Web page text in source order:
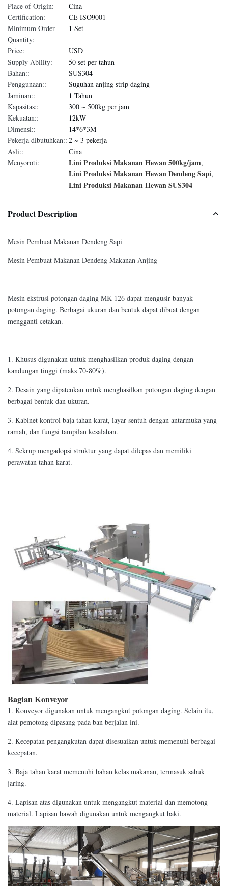
Place of Origin:
Cina
Certification:
CE ISO9001
Minimum Order
Quantity:
1 Set
Price:
USD
Supply Ability:
50 set per tahun
Bahan::
SUS304
Penggunaan::
Suguhan anjing strip daging
Jaminan::
1 Tahun
Kapasitas::
300 ~ 500kg per jam
Kekuatan::
12kW
Dimensi::
14*6*3M
Pekerja dibutuhkan:: 2 ~ 3 pekerja
Asli::
Cina
Menyoroti:
Lini Produksi Makanan Hewan 500kg/jam,
Lini Produksi Makanan Hewan Dendeng Sapi,
Lini Produksi Makanan Hewan SUS304
Product Description
Mesin Pembuat Makanan Dendeng Sapi
Mesin Pembuat Makanan Dendeng Makanan Anjing
Mesin ekstrusi potongan daging MK-126 dapat mengusir banyak
potongan daging. Berbagai ukuran dan bentuk dapat dibuat dengan
mengganti cetakan.
1. Khusus digunakan untuk menghasilkan produk daging dengan
kandungan tinggi (maks 70-80%).
2. Desain yang dipatenkan untuk menghasilkan potongan daging dengan
berbagai bentuk dan ukuran.
3. Kabinet kontrol baja tahan karat, layar sentuh dengan antarmuka yang
ramah, dan fungsi tampilan kesalahan.
4. Sekrup mengadopsi struktur yang dapat dilepas dan memiliki
perawatan tahan karat.
Bagian Konveyor
1. Konveyor digunakan untuk mengangkut potongan daging. Selain itu,
alat pemotong dipasang pada ban berjalan ini.
2. Kecepatan pengangkutan dapat disesuaikan untuk memenuhi berbagai
kecepatan.
3. Baja tahan karat memenuhi bahan kelas makanan, termasuk sabuk
jaring.
4. Lapisan atas digunakan untuk mengangkut material dan memotong
material. Lapisan bawah digunakan untuk mengangkut baki.